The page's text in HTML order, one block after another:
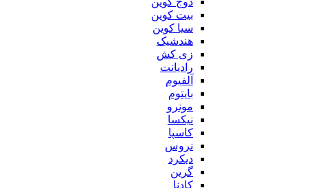
بیت کوین
سیا کوین
هندشیک
زی کش
رادیانت
آلفیوم
بایتوم
مونرو
نیکسا
کاسپا
نروس
دیکرد
گرین
کادنا